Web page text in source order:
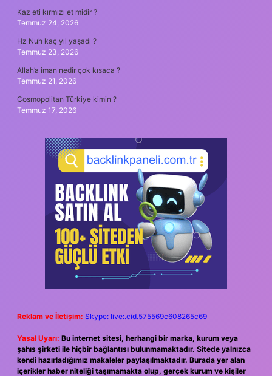
Kaz eti kırmızı et midir ?
Temmuz 24, 2026
Hz Nuh kaç yıl yaşadı ?
Temmuz 23, 2026
Allah’a iman nedir çok kısaca ?
Temmuz 21, 2026
Cosmopolitan Türkiye kimin ?
Temmuz 17, 2026
Reklam ve İletişim: Skype: live:.cid.575569c608265c69
Yasal Uyarı: Bu internet sitesi, herhangi bir marka, kurum veya
şahıs şirketi ile hiçbir bağlantısı bulunmamaktadır. Sitede yalnızca
kendi hazırladığımız makaleler paylaşılmaktadır. Burada yer alan
içerikler haber niteliği taşımamakta olup, gerçek kurum ve kişiler